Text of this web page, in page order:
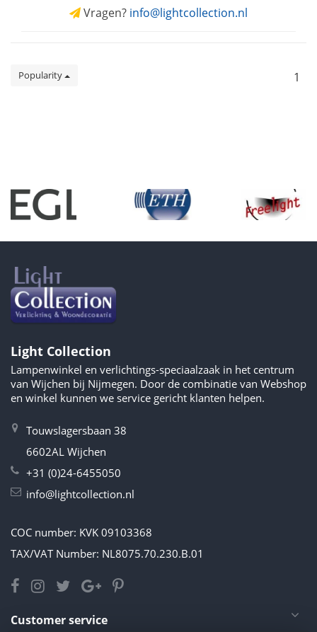
Vragen? info@lightcollection.nl
Popularity 1
Light Collection
Lampenwinkel en verlichtings-speciaalzaak in het centrum
van Wijchen bij Nijmegen. Door de combinatie van Webshop
en winkel kunnen we service gericht klanten helpen.
Touwslagersbaan 38
6602AL Wijchen
+31 (0)24-6455050
info@lightcollection.nl
COC number: KVK 09103368
TAX/VAT Number: NL8075.70.230.B.01
Customer service